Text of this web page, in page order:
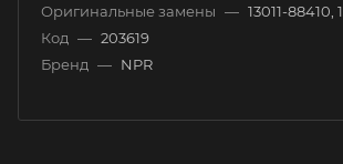
Оригинальные замены — 13011-88410,
Код — 203619
Бренд — NPR